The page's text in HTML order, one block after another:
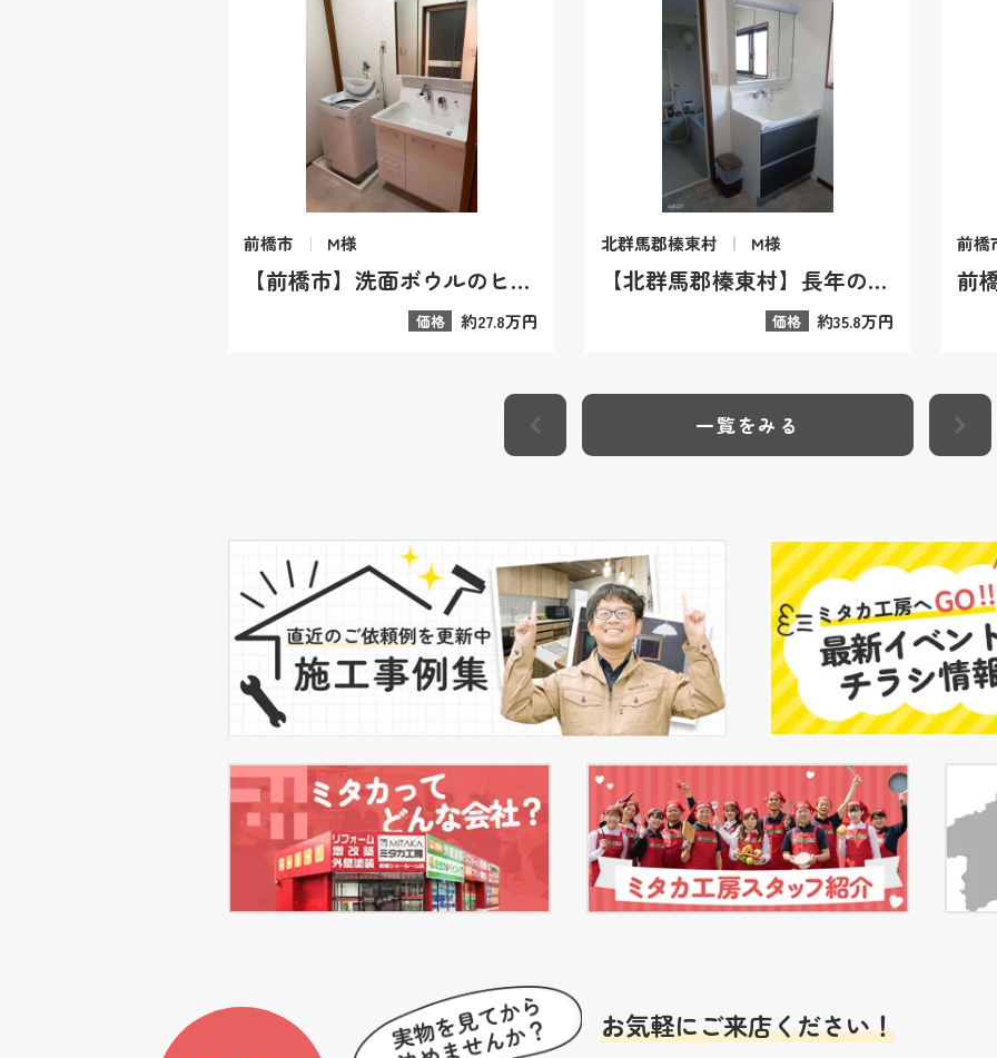
前橋市 M様
【前橋市】洗面ボウルのヒビ割れと床の軋みを解消！LIXIL「ピアラ」で叶える、毎朝が楽しくなる快適洗面リフォーム施工事例
価格 約27.8万円
北群馬郡榛東村 M様
【北群馬郡榛東村】長年の汚れが落ち切らない洗面台をリフォーム！トクラス「エポック」で「自分でキレイを育てる」感動の洗面所リフォーム事例
価格 約35.8万円
前橋
一覧をみる
お気軽にご来店ください！